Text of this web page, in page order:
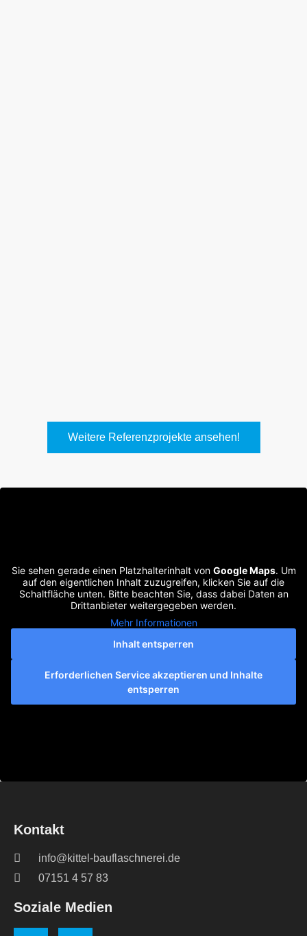
Weitere Referenzprojekte ansehen!
Sie sehen gerade einen Platzhalterinhalt von Google Maps. Um
auf den eigentlichen Inhalt zuzugreifen, klicken Sie auf die
Schaltfläche unten. Bitte beachten Sie, dass dabei Daten an
Drittanbieter weitergegeben werden.
Mehr Informationen
Inhalt entsperren
Erforderlichen Service akzeptieren und Inhalte
entsperren
Kontakt
info@kittel-bauflaschnerei.de
07151 4 57 83
Soziale Medien